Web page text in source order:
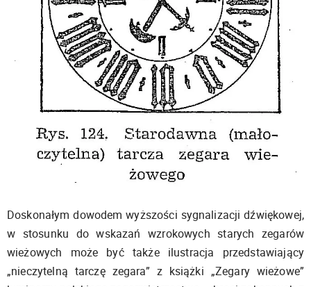
Doskonałym dowodem wyższości sygnalizacji dźwiękowej,
w stosunku do wskazań wzrokowych starych zegarów
wieżowych może być także ilustracja przedstawiający
„nieczytelną tarczę zegara” z książki „Zegary wieżowe”